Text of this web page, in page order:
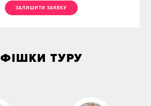
ЗАЛИШИТИ ЗАЯВКУ
ФІШКИ ТУРУ